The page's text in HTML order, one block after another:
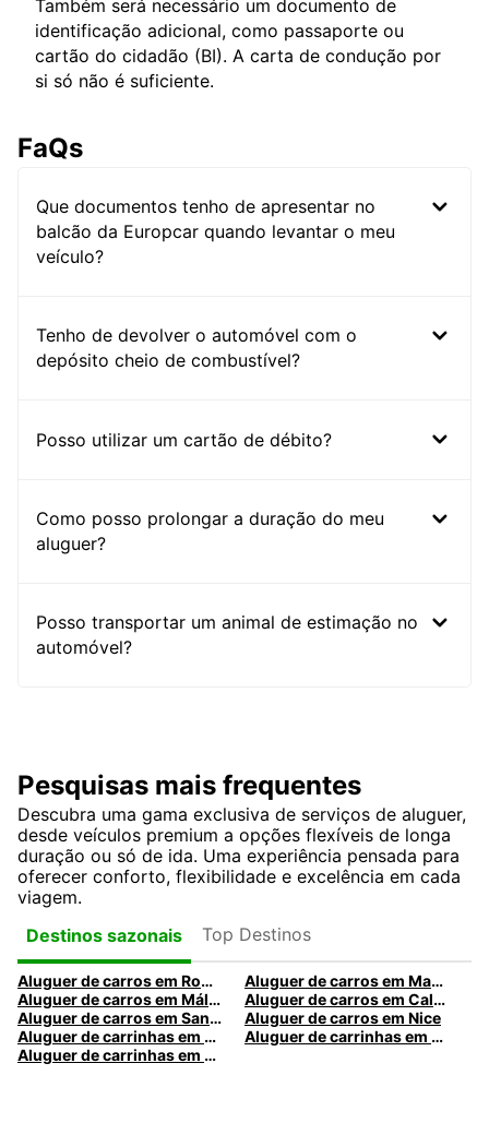
Também será necessário um documento de
identificação adicional, como passaporte ou
cartão do cidadão (BI). A carta de condução por
si só não é suficiente.
FaQs
Que documentos tenho de apresentar no
balcão da Europcar quando levantar o meu
veículo?
Tenho de devolver o automóvel com o
depósito cheio de combustível?
Posso utilizar um cartão de débito?
Como posso prolongar a duração do meu
aluguer?
Posso transportar um animal de estimação no
automóvel?
Pesquisas mais frequentes
Descubra uma gama exclusiva de serviços de aluguer,
desde veículos premium a opções flexíveis de longa
duração ou só de ida. Uma experiência pensada para
oferecer conforto, flexibilidade e excelência em cada
viagem.
Destinos sazonais
Top Destinos
Aluguer de carros em Roma
Aluguer de carros em Madrid
Aluguer de carros em Málaga
Aluguer de carros em Caldas da Rainha
Aluguer de carros em Santa Maria da Feira
Aluguer de carros em Nice
Aluguer de carrinhas em Nice
Aluguer de carrinhas em Santa Maria da Feira
Aluguer de carrinhas em Caldas da Rainha